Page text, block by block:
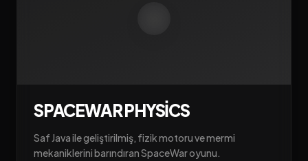
SPACEWAR PHYSICS
Saf Java ile geliştirilmiş, fizik motoru ve mermi
mekaniklerini barındıran SpaceWar oyunu.